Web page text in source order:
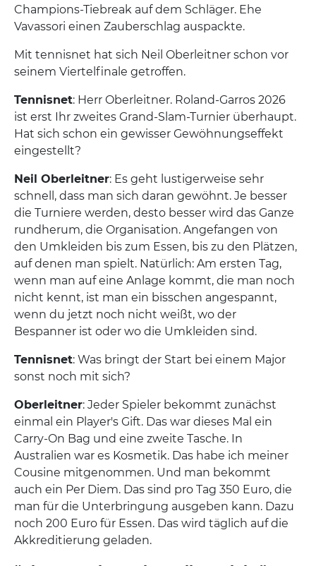
Champions-Tiebreak auf dem Schläger. Ehe
Vavassori einen Zauberschlag auspackte.
Mit tennisnet hat sich Neil Oberleitner schon vor
seinem Viertelfinale getroffen.
Tennisnet: Herr Oberleitner. Roland-Garros 2026
ist erst Ihr zweites Grand-Slam-Turnier überhaupt.
Hat sich schon ein gewisser Gewöhnungseffekt
eingestellt?
Neil Oberleitner: Es geht lustigerweise sehr
schnell, dass man sich daran gewöhnt. Je besser
die Turniere werden, desto besser wird das Ganze
rundherum, die Organisation. Angefangen von
den Umkleiden bis zum Essen, bis zu den Plätzen,
auf denen man spielt. Natürlich: Am ersten Tag,
wenn man auf eine Anlage kommt, die man noch
nicht kennt, ist man ein bisschen angespannt,
wenn du jetzt noch nicht weißt, wo der
Bespanner ist oder wo die Umkleiden sind.
Tennisnet: Was bringt der Start bei einem Major
sonst noch mit sich?
Oberleitner: Jeder Spieler bekommt zunächst
einmal ein Player's Gift. Das war dieses Mal ein
Carry-On Bag und eine zweite Tasche. In
Australien war es Kosmetik. Das habe ich meiner
Cousine mitgenommen. Und man bekommt
auch ein Per Diem. Das sind pro Tag 350 Euro, die
man für die Unterbringung ausgeben kann. Dazu
noch 200 Euro für Essen. Das wird täglich auf die
Akkreditierung geladen.